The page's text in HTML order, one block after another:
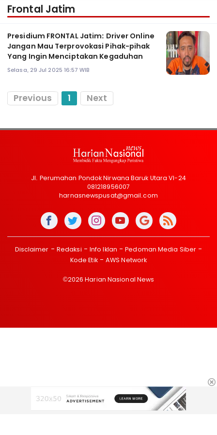
Frontal Jatim
Presidium FRONTAL Jatim: Driver Online
Jangan Mau Terprovokasi Pihak-pihak
Yang Ingin Menciptakan Kegaduhan
Selasa, 29 Jul 2025 16:57 WIB
Previous 1 Next
Jl. Perumahan Pondok Nirwana Baruk Utara VI-24
081218956007
harnasnewspusat@gmail.com
Disclaimer Redaksi Info Iklan
Pedoman Media Siber
Kode Etik
AWS Network
©2026 Harian Nasional News